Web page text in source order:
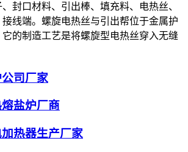
封口材料、引出棒、填充料、电热丝、
线端。螺旋电热丝与引出帮位于金属护
的制造工艺是将螺旋型电热丝穿入无缝
司厂家
盐炉厂商
热器生产厂家